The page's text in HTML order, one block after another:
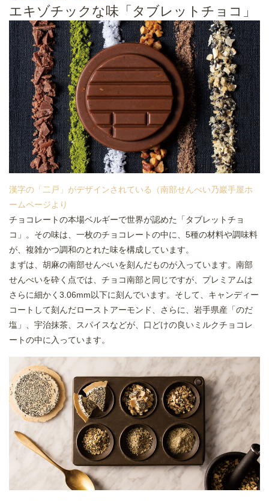
エキゾチックな味「タブレットチョコ」
漢字の「二戸」がデザインされている（南部せんべい乃巖手屋ホ
ームページより
チョコレートの本場ベルギーで世界が認めた「タブレットチョ
コ」。その味は、一枚のチョコレートの中に、5種の材料や調味料
が、複雑かつ調和のとれた味を構成しています。
まずは、胡麻の南部せんべいを刻んだものが入っています。南部
せんべいを砕く点では、チョコ南部と同じですが、プレミアムは
さらに細かく3.06mm以下に刻んでいます。そして、キャンディー
コートして刻んだローストアーモンド、さらに、岩手県産「のだ
塩」、宇治抹茶、スパイスなどが、口どけの良いミルクチョコレ
ートの中に入っています。